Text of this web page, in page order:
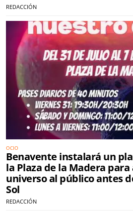
REDACCIÓN
OCIO
Benavente instalará un
la Plaza de la Madera para
universo al público antes
Sol
REDACCIÓN